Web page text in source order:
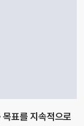
표를 지속적으로